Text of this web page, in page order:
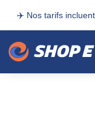
✈️ Nos tarifs